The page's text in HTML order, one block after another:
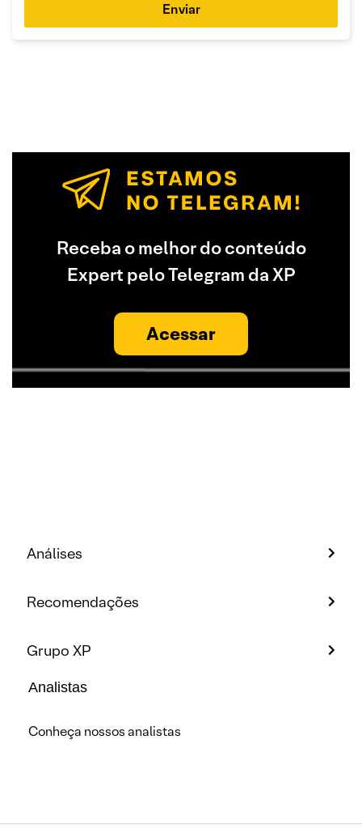
Enviar
Receba o melhor do conteúdo
Expert pelo Telegram da XP
Acessar
Análises
Recomendações
Grupo XP
Analistas
Conheça nossos analistas